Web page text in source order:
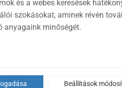
és a webes keresések
szokásokat, aminek révén
anyagaink minőségét.
Beállítások